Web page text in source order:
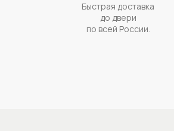
Быстрая доставка
до двери
по всей России.